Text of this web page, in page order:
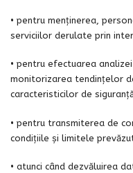
• pentru menținerea,
serviciilor derulate prin
• pentru efectuarea
monitorizarea tendințelor
caracteristicilor de
• pentru transmiterea de
condițiile și limitele
• atunci când dezvăluirea